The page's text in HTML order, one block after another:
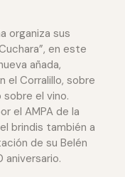
organiza sus
en este
añada,
el Corralillo, sobre
el vino.
el AMPA de la
brindis también a
de su Belén